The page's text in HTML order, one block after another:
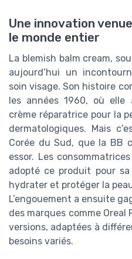
Une innovation
le monde entier
La blemish balm cream,
aujourd’hui un
soin visage. Son histoire
les années 1960, où
crème réparatrice pour la
dermatologiques. Mais
Corée du Sud, que la BB
essor. Les
adopté ce produit pour
hydrater et protéger la
L’engouement a ensuite
des marques comme Oreal
versions, adaptées à
besoins variés.